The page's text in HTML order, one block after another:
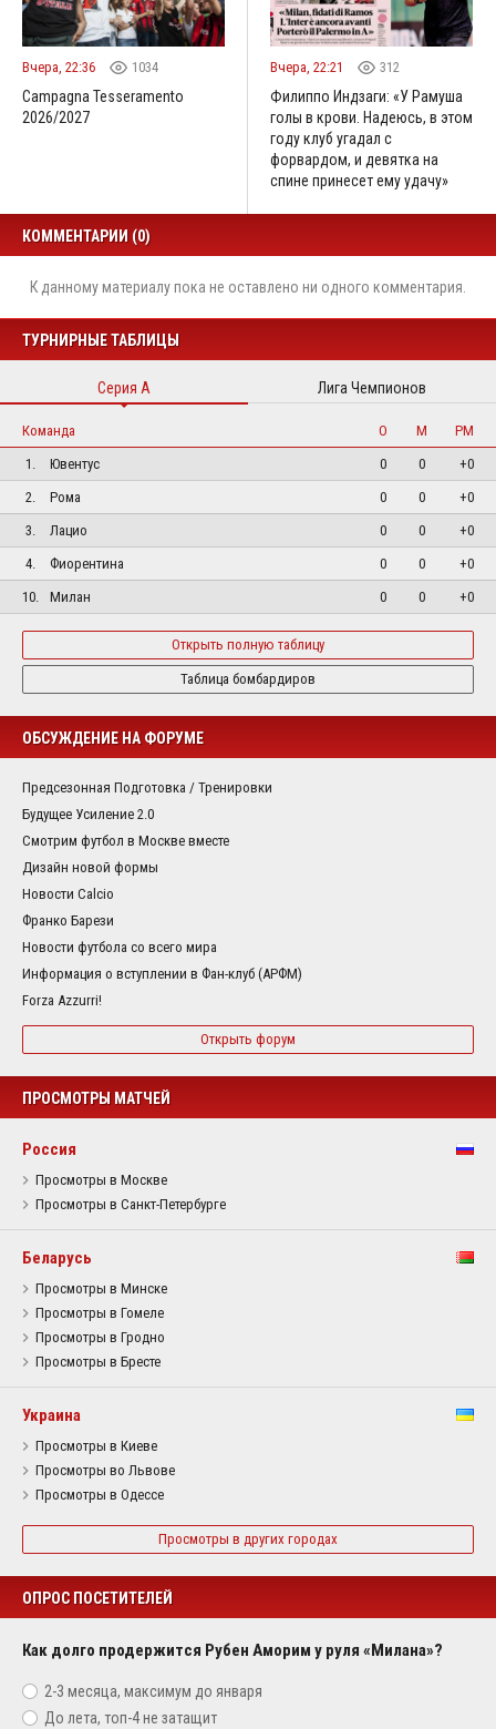
Вчера, 22:36 1034
Campagna Tesseramento
2026/2027
Вчера, 22:21 312
Филиппо Индзаги: «У Рамуша
голы в крови. Надеюсь, в этом
году клуб угадал с
форвардом, и девятка на
спине принесет ему удачу»
КОММЕНТАРИИ (0)
К данному материалу пока не оставлено ни одного комментария.
ТУРНИРНЫЕ ТАБЛИЦЫ
Серия А Лига Чемпионов
Команда О М
РМ
1.
Ювентус 0 0
+0
2.
Рома 0 0
+0
3.
Лацио 0 0
+0
4.
Фиорентина 0 0
+0
10.
Милан 0 0 +0
Открыть полную таблицу
Таблица бомбардиров
ОБСУЖДЕНИЕ НА ФОРУМЕ
Предсезонная Подготовка / Тренировки
Будущее Усиление 2.0
Смотрим футбол в Москве вместе
Дизайн новой формы
Новости Calcio
Франко Барези
Новости футбола со всего мира
Информация о вступлении в Фан-клуб (АРФМ)
Forza Azzurri!
Открыть форум
ПРОСМОТРЫ МАТЧЕЙ
Россия
Просмотры в Москве
Просмотры в Санкт-Петербурге
Беларусь
Просмотры в Минске
Просмотры в Гомеле
Просмотры в Гродно
Просмотры в Бресте
Украина
Просмотры в Киеве
Просмотры во Львове
Просмотры в Одессе
Просмотры в других городах
ОПРОС ПОСЕТИТЕЛЕЙ
Как долго продержится Рубен Аморим у руля «Милана»?
2-3 месяца, максимум до января
До лета, топ-4 не затащит